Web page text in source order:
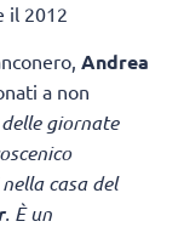
il 2012
Andrea
a non
giornate
casa del
. È un